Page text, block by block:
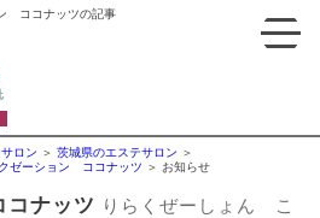
ココナッツの記事
ロン
茨城県のエステサロン
ゼーション ココナッツ お知らせ
ナッツ りらくぜーしょん こ